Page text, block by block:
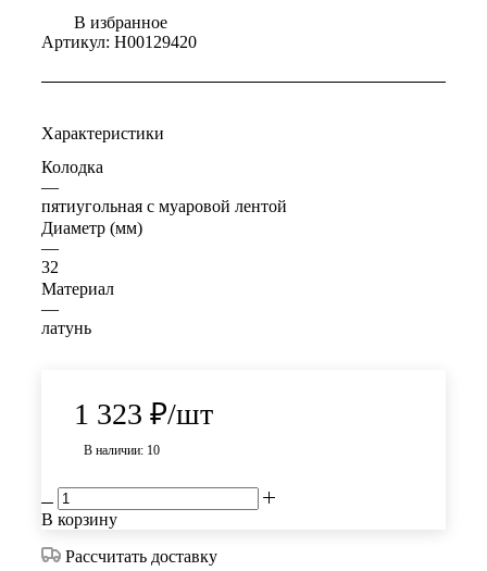
В избранное
Артикул: Н00129420
Характеристики
Колодка
—
пятиугольная с муаровой лентой
Диаметр (мм)
—
32
Материал
—
латунь
1 323 ₽/шт
В наличии: 10
В корзину
Рассчитать доставку